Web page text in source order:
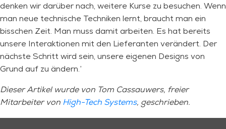
denken wir darüber nach, weitere Kurse zu besuchen. Wenn
man neue technische Techniken lernt, braucht man ein
bisschen Zeit. Man muss damit arbeiten. Es hat bereits
unsere Interaktionen mit den Lieferanten verändert. Der
nächste Schritt wird sein, unsere eigenen Designs von
Grund auf zu ändern.’
Dieser Artikel wurde von Tom Cassauwers, freier
Mitarbeiter von High-Tech Systems, geschrieben.